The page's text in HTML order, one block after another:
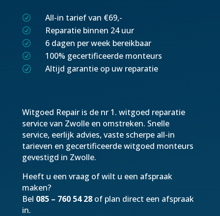
R All-in tarief van €69,-
R Reparatie binnen 24 uur
R 6 dagen per week bereikbaar
R 100% gecertificeerde monteurs
R Altijd garantie op uw reparatie
Witgoed Repair is de nr 1. witgoed reparatie
service van Zwolle en omstreken. Snelle
service, eerlijk advies, vaste scherpe all-in
tarieven en gecertificeerde witgoed monteurs
gevestigd in Zwolle.
Heeft u een vraag of wilt u een afspraak
maken?
Bel 085 – 760 54 28of plan direct een afspraak
in.